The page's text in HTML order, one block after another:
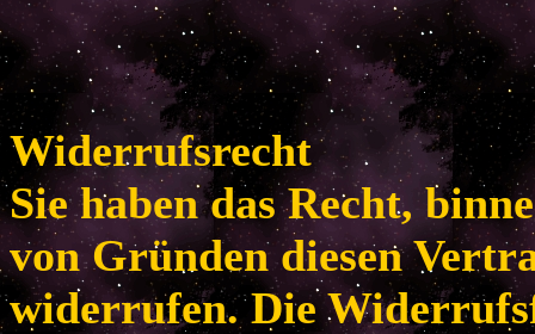
Widerrufsrecht
Sie haben das Recht,
von Gründen diesen
widerrufen. Die